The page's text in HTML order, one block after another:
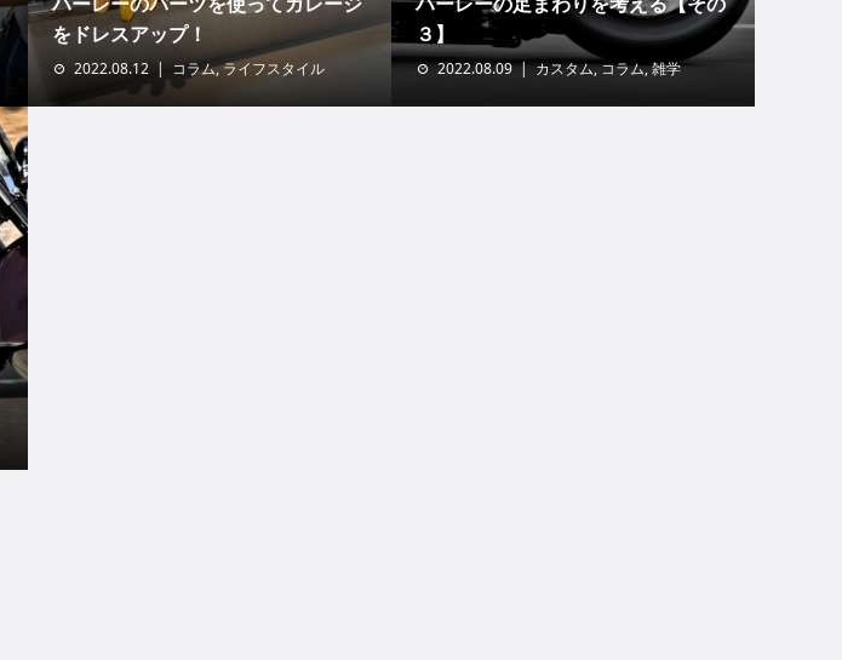
をドレスアップ！
2022.08.12 コラム,ライフスタイル
３】
2022.08.09 カスタム,コラム,雑学